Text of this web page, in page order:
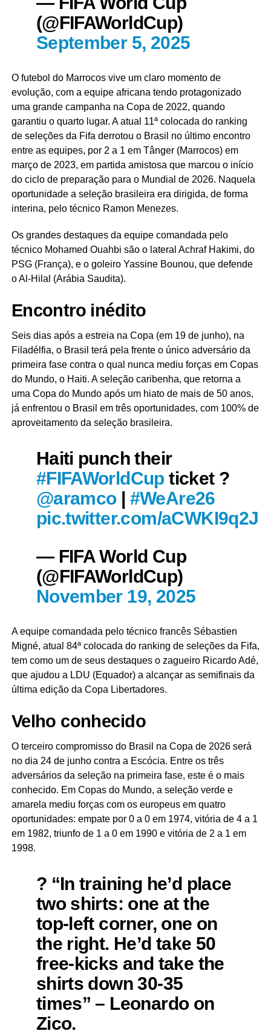
(@FIFAWorldCup)
September 5, 2025
O futebol do Marrocos vive um claro momento de
evolução, com a equipe africana tendo protagonizado
uma grande campanha na Copa de 2022, quando
garantiu o quarto lugar. A atual 11ª colocada do ranking
de seleções da Fifa derrotou o Brasil no último encontro
entre as equipes, por 2 a 1 em Tânger (Marrocos) em
março de 2023, em partida amistosa que marcou o início
do ciclo de preparação para o Mundial de 2026. Naquela
oportunidade a seleção brasileira era dirigida, de forma
interina, pelo técnico Ramon Menezes.
Os grandes destaques da equipe comandada pelo
técnico Mohamed Ouahbi são o lateral Achraf Hakimi, do
PSG (França), e o goleiro Yassine Bounou, que defende
o Al-Hilal (Arábia Saudita).
Encontro inédito
Seis dias após a estreia na Copa (em 19 de junho), na
Filadélfia, o Brasil terá pela frente o único adversário da
primeira fase contra o qual nunca mediu forças em Copas
do Mundo, o Haiti. A seleção caribenha, que retorna a
uma Copa do Mundo após um hiato de mais de 50 anos,
já enfrentou o Brasil em três oportunidades, com 100% de
aproveitamento da seleção brasileira.
Haiti punch their
#FIFAWorldCup ticket ?️
@aramco| #WeAre26
pic.twitter.com/aCWKI9q2JD
— FIFA World Cup
(@FIFAWorldCup)
November 19, 2025
A equipe comandada pelo técnico francês Sébastien
Migné, atual 84ª colocada do ranking de seleções da Fifa,
tem como um de seus destaques o zagueiro Ricardo Adé,
que ajudou a LDU (Equador) a alcançar as semifinais da
última edição da Copa Libertadores.
Velho conhecido
O terceiro compromisso do Brasil na Copa de 2026 será
no dia 24 de junho contra a Escócia. Entre os três
adversários da seleção na primeira fase, este é o mais
conhecido. Em Copas do Mundo, a seleção verde e
amarela mediu forças com os europeus em quatro
oportunidades: empate por 0 a 0 em 1974, vitória de 4 a 1
em 1982, triunfo de 1 a 0 em 1990 e vitória de 2 a 1 em
1998.
?️ “In training he’d place
two shirts: one at the
top-left corner, one on
the right. He’d take 50
free-kicks and take the
shirts down 30-35
times” – Leonardo on
Zico.